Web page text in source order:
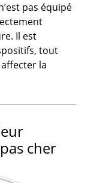
pas équipé
Il est
tout
la
cher